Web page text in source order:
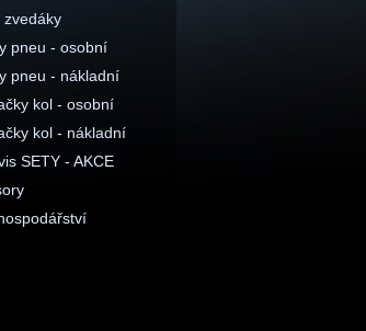
zvedáky
pneu - osobní
pneu - nákladní
kol - osobní
kol - nákladní
SETY - AKCE